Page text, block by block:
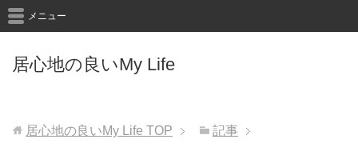
居心地の良いMy Life
メニュー
居心地の良いMy Life TOP 記事